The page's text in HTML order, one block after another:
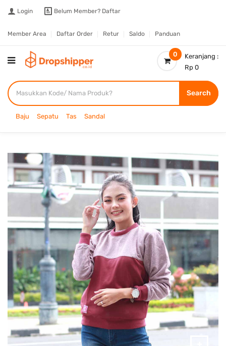
Login Belum Member? Daftar
Member Area Daftar Order Retur Saldo Panduan
0
Keranjang :
Rp 0
Search
Baju Sepatu Tas Sandal